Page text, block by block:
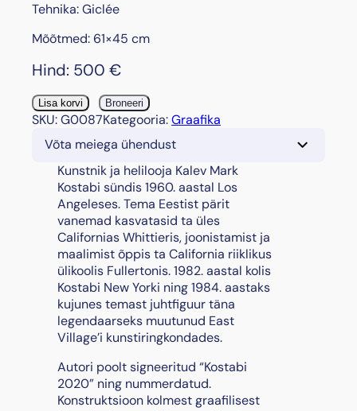
Tehnika: Giclée
Mõõtmed: 61×45 cm
Hind: 500 €
"
T
Lisa korvi Broneeri
SKU:G0087Kategooria:Graafika
Võta meiega ühendust
Kunstnik ja helilooja Kalev Mark
Kostabi sündis 1960. aastal Los
Angeleses. Tema Eestist pärit
vanemad kasvatasid ta üles
Californias Whittieris, joonistamist ja
maalimist õppis ta California riiklikus
ülikoolis Fullertonis. 1982. aastal kolis
Kostabi New Yorki ning 1984. aastaks
kujunes temast juhtfiguur täna
legendaarseks muutunud East
Village’i kunstiringkondades.
Autori poolt signeeritud “Kostabi
2020” ning nummerdatud.
Konstruktsioon kolmest graafilisest